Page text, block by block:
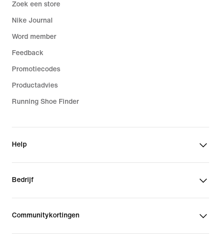
Zoek een store
Nike Journal
Word member
Feedback
Promotiecodes
Productadvies
Running Shoe Finder
Help
Bedrijf
Communitykortingen